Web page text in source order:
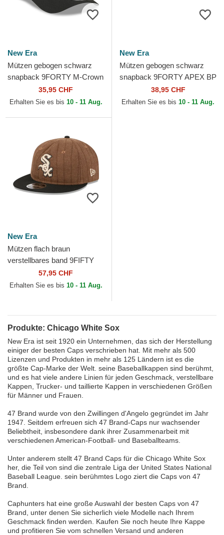
New Era
Mützen gebogen schwarz
snapback 9FORTY M-Crown
All Star Game der Chicago
White Sox MLB von New Era
35,95 CHF
Erhalten Sie es bis 10 - 11 Aug.
New Era
Mützen gebogen schwarz
snapback 9FORTY APEX BP
Chi der Chicago White Sox
MLB von New Era
38,95 CHF
Erhalten Sie es bis 10 - 11 Aug.
New Era
Mützen flach braun
verstellbares band 9FIFTY
Retro Crown Wool Pinstripe
der Chicago White Sox
57,95 CHF
Erhalten Sie es bis 10 - 11 Aug.
Produkte: Chicago White Sox
New Era ist seit 1920 ein Unternehmen, das sich der Herstellung
einiger der besten Caps verschrieben hat. Mit mehr als 500
Lizenzen und Produkten in mehr als 125 Ländern ist es die
größte Cap-Marke der Welt. seine Baseballkappen sind berühmt,
und es hat viele andere Linien für jeden Geschmack, verstellbare
Kappen, Trucker- und taillierte Kappen in verschiedenen Größen
für Männer und Frauen.
47 Brand wurde von den Zwillingen d'Angelo gegründet im Jahr
1947. Seitdem erfreuen sich 47 Brand-Caps nur wachsender
Beliebtheit, insbesondere dank ihrer Zusammenarbeit mit
verschiedenen American-Football- und Baseballteams.
Unter anderem stellt 47 Brand Caps für die Chicago White Sox
her, die Teil von sind die zentrale Liga der United States National
Baseball League. sein berühmtes Logo ziert die Caps von 47
Brand.
Caphunters hat eine große Auswahl der besten Caps von 47
Brand, unter denen Sie sicherlich viele Modelle nach Ihrem
Geschmack finden werden. Kaufen Sie noch heute Ihre Kappe
und profitieren Sie vom schnellen Versand und anderen